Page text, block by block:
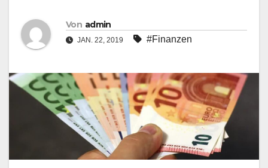
Von admin
JAN. 22, 2019 #Finanzen